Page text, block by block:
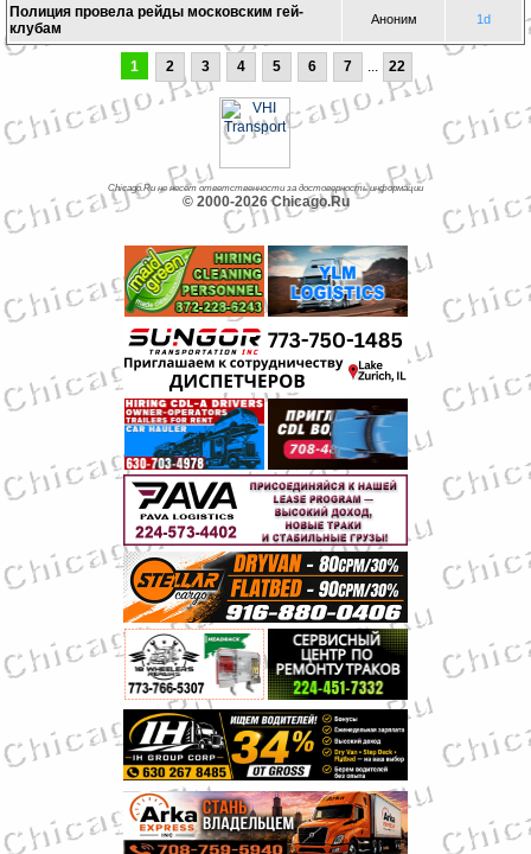
Полиция провела рейды московским гей-
клубам
Аноним 1d
1 2 3 4 5 6 7 ... 22
Chicago.Ru не несет ответственности за достоверность информации
© 2000-2026 Chicago.Ru